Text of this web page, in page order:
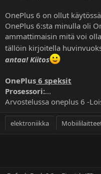
OnePlus 6 on ollut
OnePlus 6:sta minulla oli
ammattimaisin mitä voi
tällöin kirjoitella
antaa! Kiitos
OnePlus 6 speksit
Prosessori:...
Arvostelussa oneplus 6 -
elektroniikka